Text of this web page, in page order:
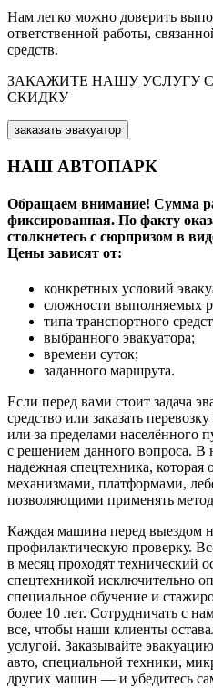
Нам легко можно доверить
ответственной работы,
средств.
ЗАКАЖИТЕ НАШУ УСЛУГУ
СКИДКУ
заказать эвакуатор
НАШ АВТОПАРК
Обращаем внимание! Сумма
фиксированная. По факту
столкнетесь с сюрпризом в
Цены зависят от:
конкретных условий
сложности выполняемых
типа транспортного
выбранного эвакуатора;
времени суток;
заданного маршрута.
Если перед вами стоит задача
средство или заказать
или за пределами населённого
с решением данного вопроса. В
надежная спецтехника,
механизмами, платформами,
позволяющими применять
Каждая машина перед выездом
профилактическую проверку.
в месяц проходят технический
спецтехникой исключительно
специальное обучение и
более 10 лет. Сотрудничать с
все, чтобы наши клиенты
услугой. Заказывайте
авто, специальной техники,
других машин — и убедитесь